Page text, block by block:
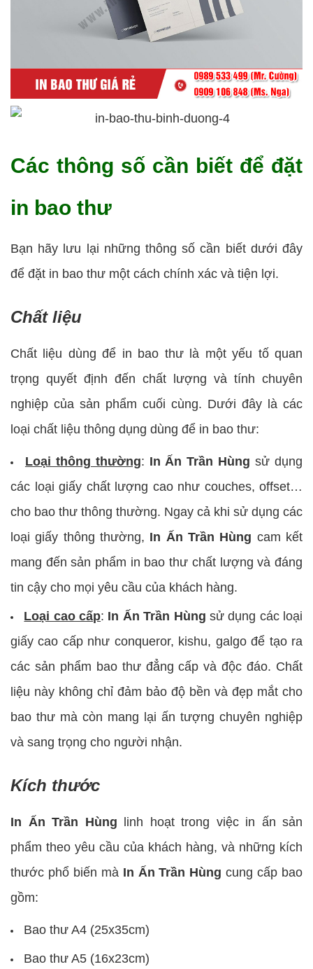
Các thông số cần biết để đặt
in bao thư
Bạn hãy lưu lại những thông số cần biết dưới đây
để đặt in bao thư một cách chính xác và tiện lợi.
Chất liệu
Chất liệu dùng để in bao thư là một yếu tố quan
trọng quyết định đến chất lượng và tính chuyên
nghiệp của sản phẩm cuối cùng. Dưới đây là các
loại chất liệu thông dụng dùng để in bao thư:
Loại thông thường: In Ấn Trần Hùng sử dụng
các loại giấy chất lượng cao như couches, offset…
cho bao thư thông thường. Ngay cả khi sử dụng các
loại giấy thông thường, In Ấn Trần Hùng cam kết
mang đến sản phẩm in bao thư chất lượng và đáng
tin cậy cho mọi yêu cầu của khách hàng.
Loại cao cấp: In Ấn Trần Hùng sử dụng các loại
giấy cao cấp như conqueror, kishu, galgo để tạo ra
các sản phẩm bao thư đẳng cấp và độc đáo. Chất
liệu này không chỉ đảm bảo độ bền và đẹp mắt cho
bao thư mà còn mang lại ấn tượng chuyên nghiệp
và sang trọng cho người nhận.
Kích thước
In Ấn Trần Hùng linh hoạt trong việc in ấn sản
phẩm theo yêu cầu của khách hàng, và những kích
thước phổ biến mà In Ấn Trần Hùng cung cấp bao
gồm:
Bao thư A4 (25x35cm)
Bao thư A5 (16x23cm)